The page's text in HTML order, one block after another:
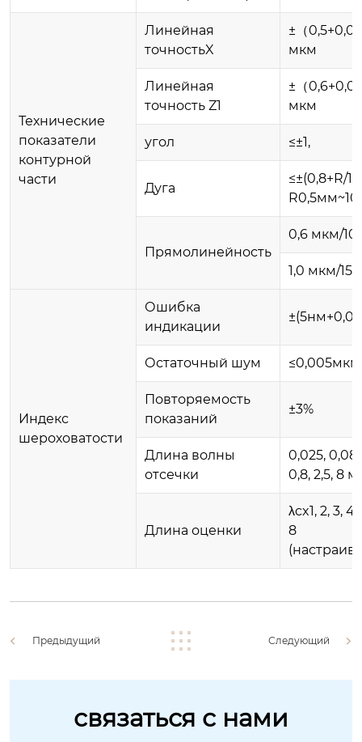
Технические
показатели
контурной
части
Линейная
точностьX
±（
мкм
Линейная
точность Z1
±（
мкм
угол ≤±1,
Дуга
≤±(0,8+R/
Прямолинейность
0,6 мкм/
1,0 мкм/
Индекс
шероховатости
Ошибка
индикации
Остаточный шум ≤0,005мкм
Повторяемость
показаний
±3%
Длина волны
отсечки
0,025, 0,08,
0,8, 2,5, 8
Длина оценки
λcx1, 2, 3, 4,
8
Предыдущий Следующий
связаться с нами